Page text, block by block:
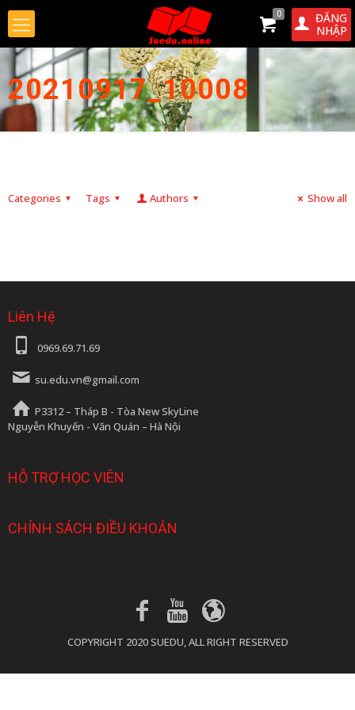
0
ĐĂNG
NHẬP
20210917_10008
Categories Tags Authors Show all
Liên Hệ
0969.69.71.69
su.edu.vn@gmail.com
P3312 – Tháp B - Tòa New SkyLine
Nguyễn Khuyến - Văn Quán – Hà Nội
HỖ TRỢ HỌC VIÊN
CHÍNH SÁCH ĐIỀU KHOẢN
COPYRIGHT 2020 SUEDU, ALL RIGHT RESERVED